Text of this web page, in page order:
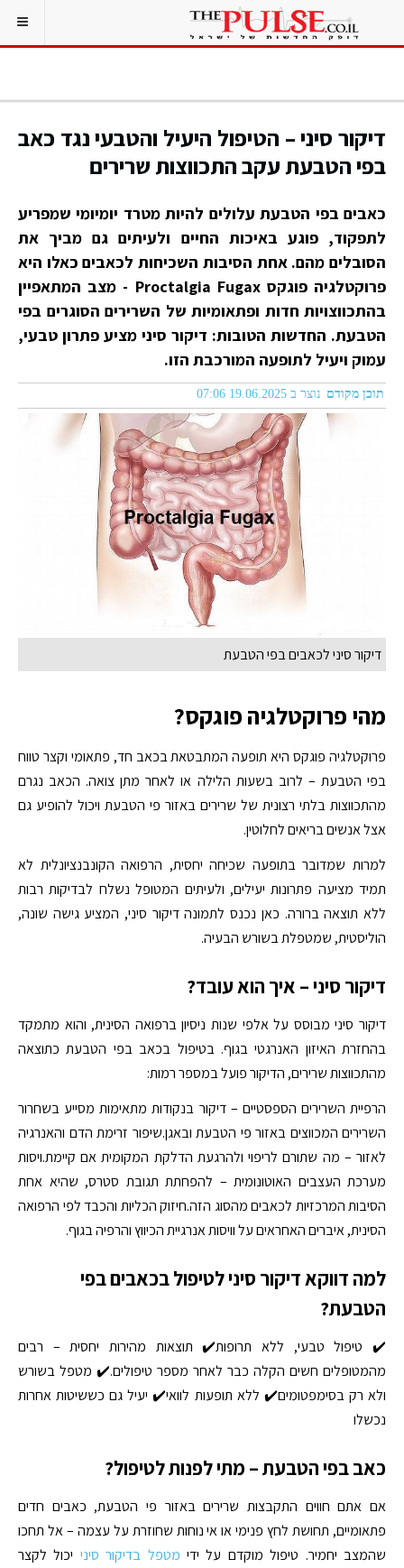
דיקור סיני – הטיפול היעיל והטבעי נגד כאב
בפי הטבעת עקב התכווצות שרירים
כאבים בפי הטבעת עלולים להיות מטרד יומיומי שמפריע
לתפקוד, פוגע באיכות החיים ולעיתים גם מביך את
הסובלים מהם. אחת הסיבות השכיחות לכאבים כאלו היא
פרוקטלגיה פוגקס Proctalgia Fugax - מצב המתאפיין
בהתכווצויות חדות ופתאומיות של השרירים הסוגרים בפי
הטבעת. החדשות הטובות: דיקור סיני מציע פתרון טבעי,
עמוק ויעיל לתופעה המורכבת הזו.
תוכן מקודם נוצר ב 19.06.2025 07:06
דיקור סיני לכאבים בפי הטבעת
מהי פרוקטלגיה פוגקס?
פרוקטלגיה פוגקס היא תופעה המתבטאת בכאב חד, פתאומי וקצר טווח
בפי הטבעת – לרוב בשעות הלילה או לאחר מתן צואה. הכאב נגרם
מהתכווצות בלתי רצונית של שרירים באזור פי הטבעת ויכול להופיע גם
אצל אנשים בריאים לחלוטין.
למרות שמדובר בתופעה שכיחה יחסית, הרפואה הקונבנציונלית לא
תמיד מציעה פתרונות יעילים, ולעיתים המטופל נשלח לבדיקות רבות
ללא תוצאה ברורה. כאן נכנס לתמונה דיקור סיני, המציע גישה שונה,
הוליסטית, שמטפלת בשורש הבעיה.
דיקור סיני – איך הוא עובד?
דיקור סיני מבוסס על אלפי שנות ניסיון ברפואה הסינית, והוא מתמקד
בהחזרת האיזון האנרגטי בגוף. בטיפול בכאב בפי הטבעת כתוצאה
מהתכווצות שרירים, הדיקור פועל במספר רמות:
הרפיית השרירים הספסטיים – דיקור בנקודות מתאימות מסייע בשחרור
השרירים המכווצים באזור פי הטבעת ובאגן.שיפור זרימת הדם והאנרגיה
לאזור – מה שתורם לריפוי ולהרגעת הדלקת המקומית אם קיימת.ויסות
מערכת העצבים האוטונומית – להפחתת תגובת סטרס, שהיא אחת
הסיבות המרכזיות לכאבים מהסוג הזה.חיזוק הכליות והכבד לפי הרפואה
הסינית, איברים האחראים על וויסות אנרגיית הכיווץ והרפיה בגוף.
למה דווקא דיקור סיני לטיפול בכאבים בפי
הטבעת?
✔️ טיפול טבעי, ללא תרופות✔️ תוצאות מהירות יחסית – רבים
מהמטופלים חשים הקלה כבר לאחר מספר טיפולים.✔️ מטפל בשורש
ולא רק בסימפטומים✔️ ללא תופעות לוואי✔️ יעיל גם כששיטות אחרות
נכשלו
כאב בפי הטבעת – מתי לפנות לטיפול?
אם אתם חווים התקבצות שרירים באזור פי הטבעת, כאבים חדים
פתאומיים, תחושת לחץ פנימי או אי נוחות שחוזרת על עצמה – אל תחכו
שהמצב יחמיר. טיפול מוקדם על ידי מטפל בדיקור סיני יכול לקצר